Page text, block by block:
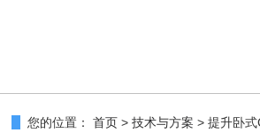
您的位置： 首页 >技术与方案 >提升卧式